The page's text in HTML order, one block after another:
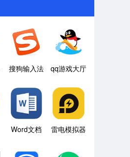
搜狗输入法 qq游戏大厅
Word文档 雷电模拟器